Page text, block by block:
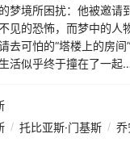
梦境所困扰：他被邀请
见的恐怖，而梦中的人
去可怕的“塔楼上的房间
活似乎终于撞在了一
/ 托比亚斯·门基斯 / 乔